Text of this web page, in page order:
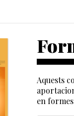
Aquests
en